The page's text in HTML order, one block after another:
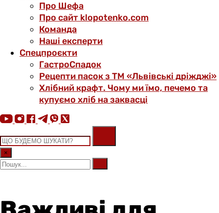
Про Шефа
Про сайт klopotenko.com
Команда
Наші експерти
Спецпроєкти
ГастроСпадок
Рецепти пасок з ТМ «Львівські дріжджі»
Хлібний крафт. Чому ми їмо, печемо та
купуємо хліб на заквасці
×